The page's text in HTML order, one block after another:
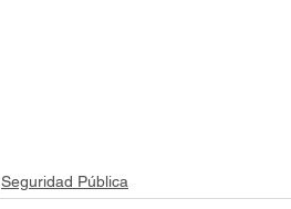
Seguridad Pública